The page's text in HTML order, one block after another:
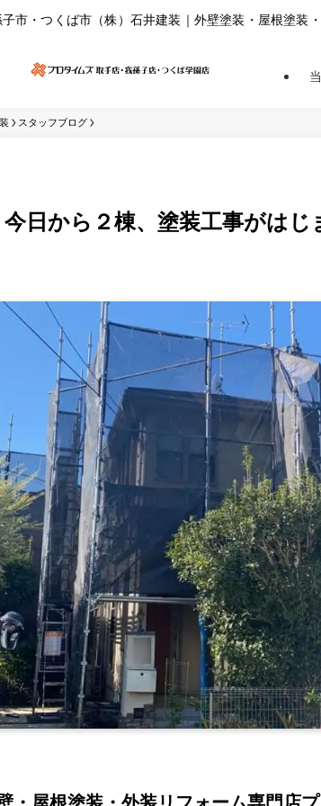
市・つくば市（株）⽯井建装｜外壁塗装・屋根塗装
スタッフブログ
今日から２棟、塗装工事がはじ